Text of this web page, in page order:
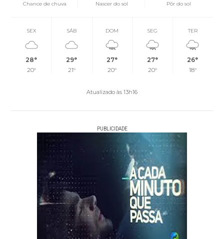
Chance de chuva
Nascer do sol Pôr do sol
SEX
28°
20°
SÁB
29°
21°
DOM
27°
20°
SEG
27°
20°
TER
26°
18°
Atualizado às 13h16
PUBLICIDADE